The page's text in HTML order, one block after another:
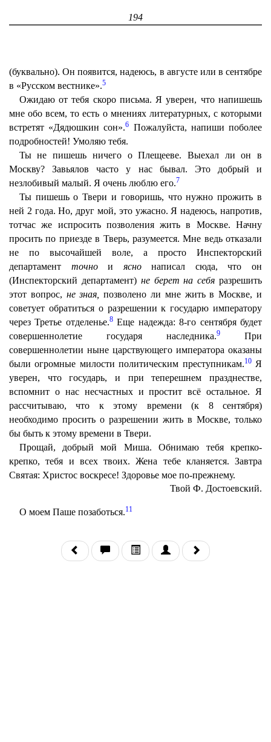
194
(буквально). Он появится, надеюсь, в августе или в сентябре
в «Русском вестнике».5
Ожидаю от тебя скоро письма. Я уверен, что напишешь
мне обо всем, то есть о мнениях литературных, с которыми
встретят «Дядюшкин сон».6 Пожалуйста, напиши поболее
подробностей! Умоляю тебя.
Ты не пишешь ничего о Плещееве. Выехал ли он в
Москву? Завьялов часто у нас бывал. Это добрый и
незлобивый малый. Я очень люблю его.7
Ты пишешь о Твери и говоришь, что нужно прожить в
ней 2 года. Но, друг мой, это ужасно. Я надеюсь, напротив,
тотчас же испросить позволения жить в Москве. Начну
просить по приезде в Тверь, разумеется. Мне ведь отказали
не по высочайшей воле, а просто Инспекторский
департамент точнои яснонаписал сюда, что он
(Инспекторский департамент) не берет на себяразрешить
этот вопрос, не зная,позволено ли мне жить в Москве, и
советует обратиться о разрешении к государю императору
через Третье отделенье.8Еще надежда: 8-го сентября будет
совершеннолетие государя наследника.9
При
совершеннолетии ныне царствующего императора оказаны
были огромные милости политическим преступникам.10Я
уверен, что государь, и при теперешнем празднестве,
вспомнит о нас несчастных и простит всё остальное. Я
рассчитываю, что к этому времени (к 8 сентября)
необходимо просить о разрешении жить в Москве, только
бы быть к этому времени в Твери.
Прощай, добрый мой Миша. Обнимаю тебя крепко-
крепко, тебя и всех твоих. Жена тебе кланяется. Завтра
Святая: Христос воскресе! Здоровье мое по-прежнему.
Твой Ф. Достоевский.
О моем Паше позаботься.11